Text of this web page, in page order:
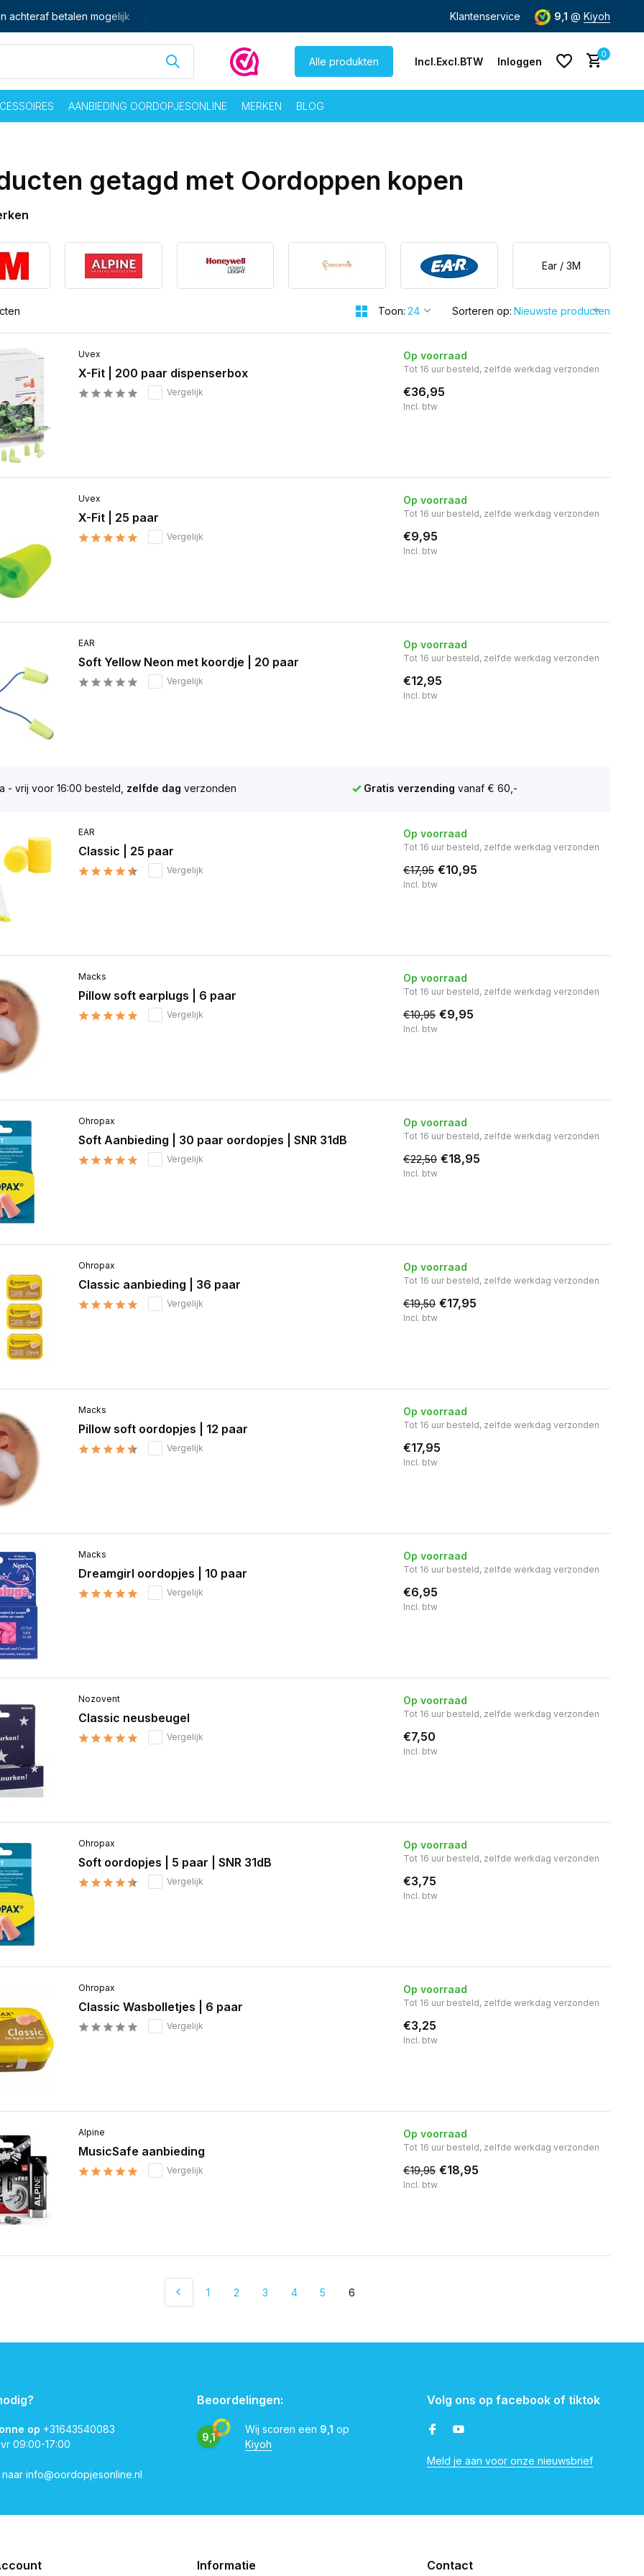
- vrij voor 16:00 besteld,zelfde dag Klantenservice 9,1 @ Kiyoh
Alle produkten Incl.Excl.BTW Inloggen
0
AANBIEDING OORDOPJESONLINE MERKEN BLOG
getagd met Oordoppen kopen
Ear / 3M
Toon: Sorteren op:
Uvex
X-Fit | 200 paar dispenserbox
Vergelijk
Op voorraad
Tot 16 uur besteld, zelfde werkdag verzonden
€36,95
Incl. btw
Uvex
X-Fit | 25 paar
Vergelijk
Op voorraad
Tot 16 uur besteld, zelfde werkdag verzonden
€9,95
Incl. btw
EAR
Soft Yellow Neon met koordje | 20 paar
Vergelijk
Op voorraad
Tot 16 uur besteld, zelfde werkdag verzonden
€12,95
Incl. btw
- vrij voor 16:00 besteld, zelfde dag verzonden Gratis verzending vanaf € 60,-
EAR
Classic | 25 paar
Vergelijk
Op voorraad
Tot 16 uur besteld, zelfde werkdag verzonden
€17,95 €10,95
Incl. btw
Macks
Pillow soft earplugs | 6 paar
Vergelijk
Op voorraad
Tot 16 uur besteld, zelfde werkdag verzonden
€10,95 €9,95
Incl. btw
Ohropax
Soft Aanbieding | 30 paar oordopjes | SNR 31dB
Vergelijk
Op voorraad
Tot 16 uur besteld, zelfde werkdag verzonden
€22,50 €18,95
Incl. btw
Ohropax
Classic aanbieding | 36 paar
Vergelijk
Op voorraad
Tot 16 uur besteld, zelfde werkdag verzonden
€19,50 €17,95
Incl. btw
Macks
Pillow soft oordopjes | 12 paar
Vergelijk
Op voorraad
Tot 16 uur besteld, zelfde werkdag verzonden
€17,95
Incl. btw
Macks
Dreamgirl oordopjes | 10 paar
Vergelijk
Op voorraad
Tot 16 uur besteld, zelfde werkdag verzonden
€6,95
Incl. btw
Nozovent
Classic neusbeugel
Vergelijk
Op voorraad
Tot 16 uur besteld, zelfde werkdag verzonden
€7,50
Incl. btw
Ohropax
Soft oordopjes | 5 paar | SNR 31dB
Vergelijk
Op voorraad
Tot 16 uur besteld, zelfde werkdag verzonden
€3,75
Incl. btw
Ohropax
Classic Wasbolletjes | 6 paar
Vergelijk
Op voorraad
Tot 16 uur besteld, zelfde werkdag verzonden
€3,25
Incl. btw
Alpine
MusicSafe aanbieding
Vergelijk
Op voorraad
Tot 16 uur besteld, zelfde werkdag verzonden
€19,95 €18,95
Incl. btw
1 2 3 4 5 6
op +31643540083
09:00-17:00
naar info@oordopjesonline.nl
Beoordelingen:
9,1
Wij scoren een 9,1 op
Kiyoh
Volg ons op facebook of tiktok
Meld je aan voor onze nieuwsbrief
Informatie Contact